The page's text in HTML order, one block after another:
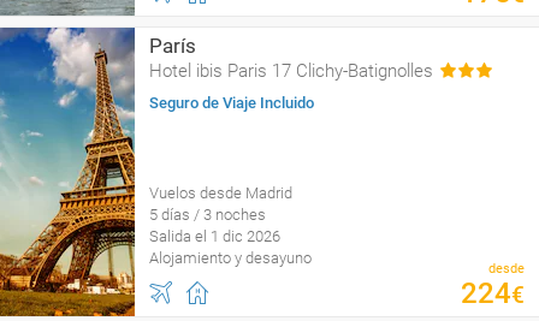
París
Hotel ibis Paris 17 Clichy-Batignolles
Seguro de Viaje Incluido
Vuelos desde Madrid
5 días / 3 noches
Salida el 1 dic 2026
Alojamiento y desayuno
desde
224€